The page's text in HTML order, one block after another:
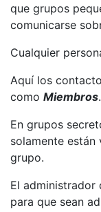
que grupos
comunicarse
Cualquier
Aquí los
como Miembros.
En grupos
solamente están
grupo.
El
para que sean